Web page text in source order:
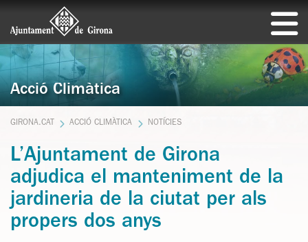
Acció Climàtica
GIRONA.CAT ACCIÓ CLIMÀTICA NOTÍCIES
L’Ajuntament de Girona
adjudica el manteniment de la
jardineria de la ciutat per als
propers dos anys